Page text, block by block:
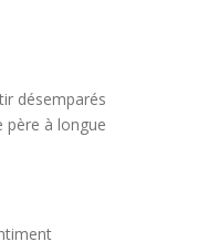
désemparés
père à longue